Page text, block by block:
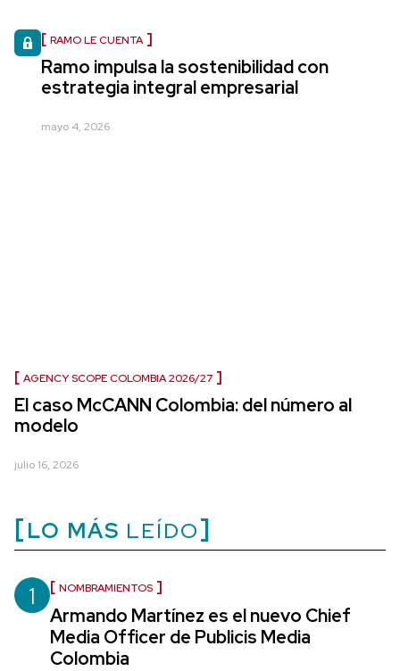
RAMO LE CUENTA
Ramo impulsa la sostenibilidad con
estrategia integral empresarial
mayo 4, 2026
AGENCY SCOPE COLOMBIA 2026/27
El caso McCANN Colombia: del número al
modelo
julio 16, 2026
LO MÁS LEÍDO
1 NOMBRAMIENTOS
Armando Martínez es el nuevo Chief
Media Officer de Publicis Media
Colombia